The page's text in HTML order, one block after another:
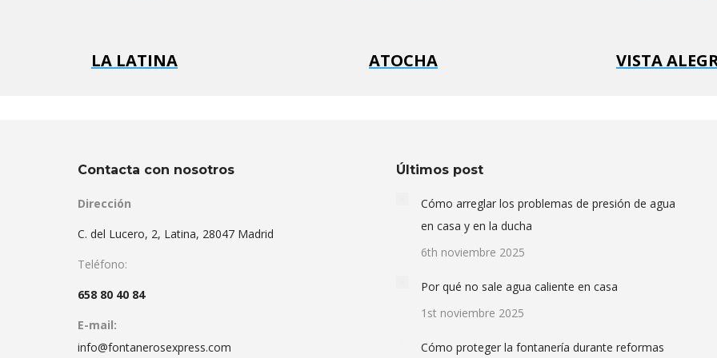
LA LATINA ATOCHA VISTA
Contacta con nosotros
Dirección
C. del Lucero, 2, Latina, 28047 Madrid
Teléfono:
658 80 40 84
E-mail:
info@fontanerosexpress.com
Últimos post
Cómo arreglar los problemas de presión de agua
en casa y en la ducha
6th noviembre 2025
Por qué no sale agua caliente en casa
1st noviembre 2025
Cómo proteger la fontanería durante reformas